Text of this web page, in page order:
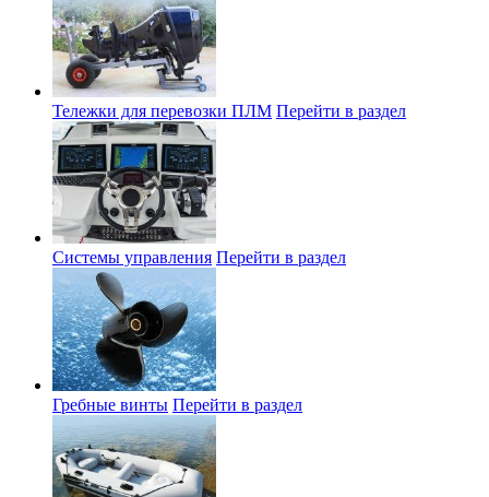
Тележки для перевозки ПЛМ Перейти в раздел
Системы управления Перейти в раздел
Гребные винты Перейти в раздел